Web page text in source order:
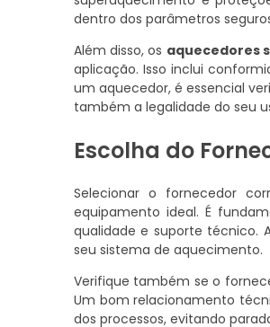
dentro dos parâmetros
Além disso, os aquecedores
aplicação. Isso inclui
um aquecedor, é essencial
também a legalidade do seu
Escolha do
Selecionar o fornecedor
equipamento ideal. É
qualidade e suporte técnico.
seu sistema de aquecimento.
Verifique também se o
Um bom relacionamento
dos processos, evitando